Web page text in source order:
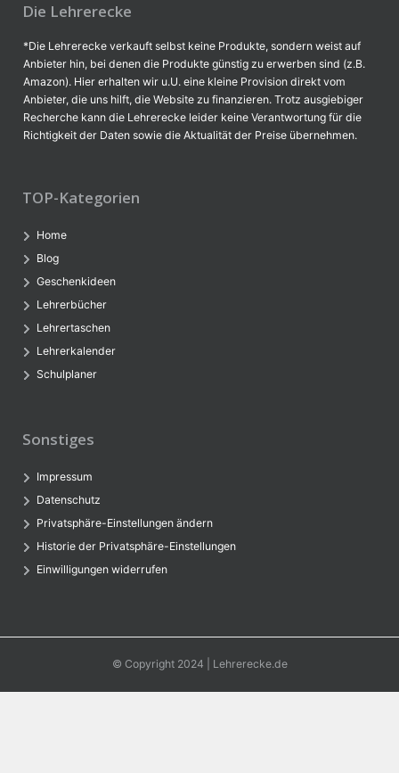
Die Lehrerecke
*Die Lehrerecke verkauft selbst keine Produkte, sondern weist auf
Anbieter hin, bei denen die Produkte günstig zu erwerben sind (z.B.
Amazon). Hier erhalten wir u.U. eine kleine Provision direkt vom
Anbieter, die uns hilft, die Website zu finanzieren. Trotz ausgiebiger
Recherche kann die Lehrerecke leider keine Verantwortung für die
Richtigkeit der Daten sowie die Aktualität der Preise übernehmen.
TOP-Kategorien
Home
Blog
Geschenkideen
Lehrerbücher
Lehrertaschen
Lehrerkalender
Schulplaner
Sonstiges
Impressum
Datenschutz
Privatsphäre-Einstellungen ändern
Historie der Privatsphäre-Einstellungen
Einwilligungen widerrufen
© Copyright 2024 | Lehrerecke.de